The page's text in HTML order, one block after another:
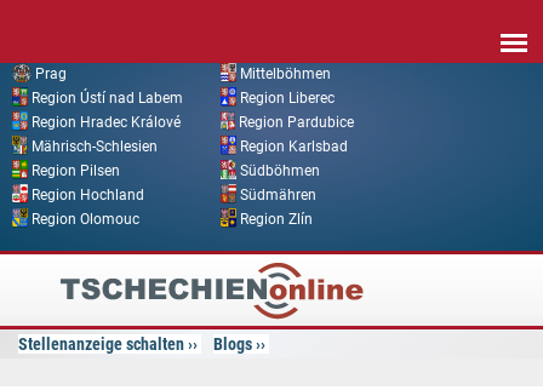
Prag
Mittelböhmen
Region Ústí nad Labem
Region Liberec
Region Hradec Králové
Region Pardubice
Mährisch-Schlesien
Region Karlsbad
Region Pilsen
Südböhmen
Region Hochland
Südmähren
Region Olomouc
Region Zlín
Tschechien
Online
Stellenanzeige schalten Blogs